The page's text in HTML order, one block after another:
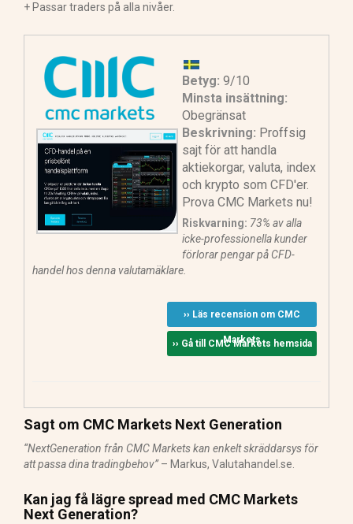
+ Passar traders på alla nivåer.
Betyg: 9/10
Minsta insättning:
Obegränsat
Beskrivning: Proffsig
sajt för att handla
aktiekorgar, valuta, index
och krypto som CFD'er.
Prova CMC Markets nu!
Riskvarning: 73% av alla
icke-professionella kunder
förlorar pengar på CFD-
handel hos denna valutamäklare.
›› Läs recension om CMC
Markets
›› Gå till CMC Markets hemsida
Sagt om CMC Markets Next Generation
“NextGeneration från CMC Markets kan enkelt skräddarsys för
att passa dina tradingbehov”– Markus, Valutahandel.se.
Kan jag få lägre spread med CMC Markets
Next Generation?